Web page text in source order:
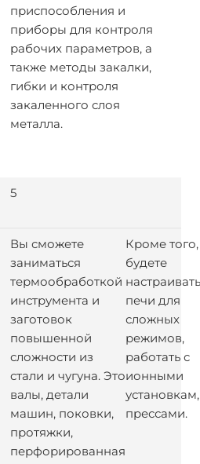
приспособления и
приборы для контроля
рабочих параметров, а
также методы закалки,
гибки и контроля
закаленного слоя
металла.
5
Вы сможете
заниматься
термообработкой
инструмента и
заготовок
повышенной
сложности из
стали и чугуна. Это
валы, детали
машин, поковки,
протяжки,
перфорированная
Кроме того,
будете
настраивать
печи для
сложных
режимов,
работать с
ионными
установкам,
прессами.